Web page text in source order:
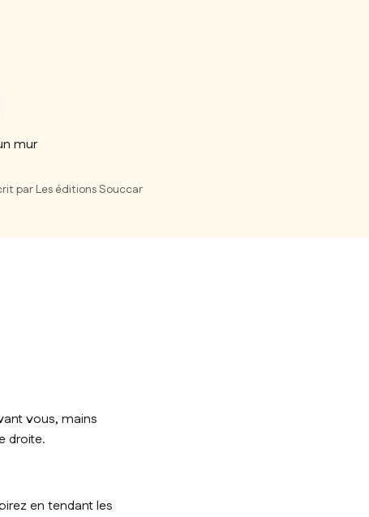
mur
par Les éditions Souccar
vous, mains
droite.
en tendant les